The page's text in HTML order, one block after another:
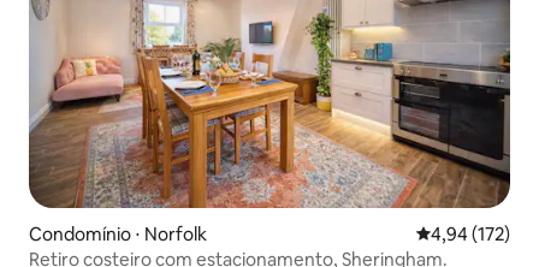
Condomínio ⋅ Norfolk 4,94 de uma
4,94 (172)
Retiro costeiro com estacionamento, Sheringham.